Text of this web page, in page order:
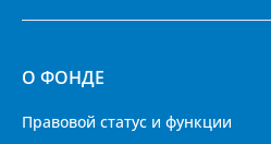
О ФОНДЕ
Правовой статус и функции